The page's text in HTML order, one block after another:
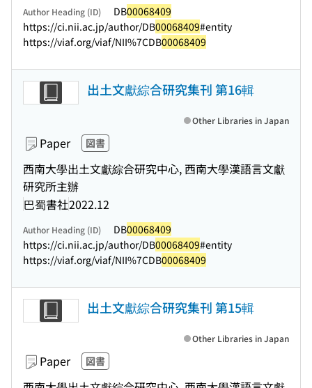
Author Heading (ID) DB00068409
https://ci.nii.ac.jp/author/DB00068409#entity
https://viaf.org/viaf/NII%7CDB00068409
出土文獻綜合研究集刊 第16輯
Paper 図書
西南大學出土文獻綜合研究中心, 西南大學漢語言文獻
研究所主辦
巴蜀書社2022.12
Other Libraries in Japan
Author Heading (ID) DB00068409
https://ci.nii.ac.jp/author/DB00068409#entity
https://viaf.org/viaf/NII%7CDB00068409
出土文獻綜合研究集刊 第15輯
Paper 図書
Other Libraries in Japan